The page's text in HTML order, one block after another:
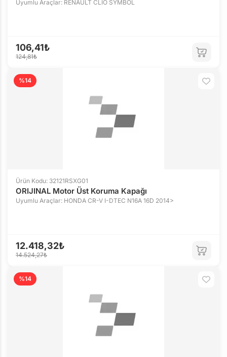
Uyumlu Araçlar: RENAULT CLIO SYMBOL
106,41₺
124,81₺
%14
Ürün Kodu: 32121RSXG01
ORIJINAL Motor Üst Koruma Kapağı
Uyumlu Araçlar: HONDA CR-V I-DTEC N16A 16D 2014>
12.418,32₺
14.524,27₺
%14